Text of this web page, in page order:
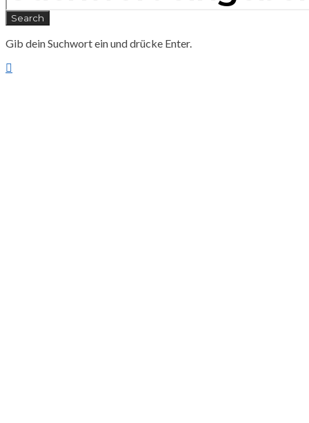
Search
Gib dein Suchwort ein und drücke Enter.